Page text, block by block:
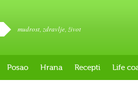
mudrost, zdravlje, život
Posao Hrana Recepti Life